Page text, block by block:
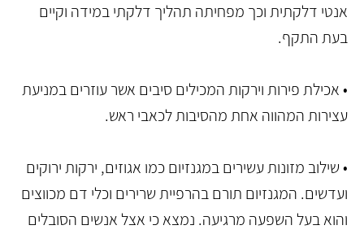
אנטי דלקתית וכך מפחיתה תהליך דלקתי במידה וקיים
בעת התקף.
• אכילת פירות וירקות המכילים סיבים אשר עוזרים במניעת
עצירות המהווה אחת מהסיבות לכאבי ראש.
• שילוב מזונות עשירים במגנזיום כמו אגוזים, ירקות ירוקים
ועדשים. המגנזיום תורם בהרפיית שרירים וכלי דם מכווצים
והוא בעל השפעה מרגיעה. נמצא כי אצל אנשים הסובלים